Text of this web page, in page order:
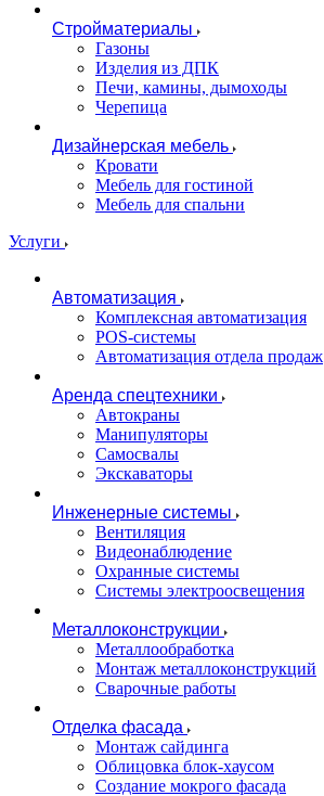
Стройматериалы
Газоны
Изделия из ДПК
Печи, камины, дымоходы
Черепица
Дизайнерская мебель
Кровати
Мебель для гостиной
Мебель для спальни
Услуги
Автоматизация
Комплексная автоматизация
POS-системы
Автоматизация отдела продаж
Аренда спецтехники
Автокраны
Манипуляторы
Самосвалы
Экскаваторы
Инженерные системы
Вентиляция
Видеонаблюдение
Охранные системы
Системы электроосвещения
Металлоконструкции
Металлообработка
Монтаж металлоконструкций
Сварочные работы
Отделка фасада
Монтаж сайдинга
Облицовка блок-хаусом
Создание мокрого фасада